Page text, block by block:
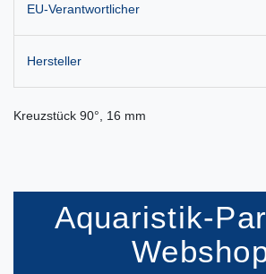
EU-Verantwortlicher
Hersteller
Kreuzstück 90°, 16 mm
Aquaristik-